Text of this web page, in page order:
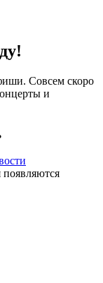
Совсем скоро
и